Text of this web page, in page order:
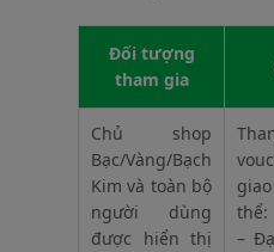
Đối tượng
tham gia
Chủ shop
Bạc/Vàng/Bạch
Kim và toàn bộ
người dùng
được hiển thị
thể:
–